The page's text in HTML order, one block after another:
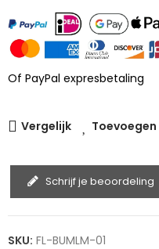
Of PayPal expresbetaling
Vergelijk
Schrijf je beoordeling
SKU: FL-BUMLM-01